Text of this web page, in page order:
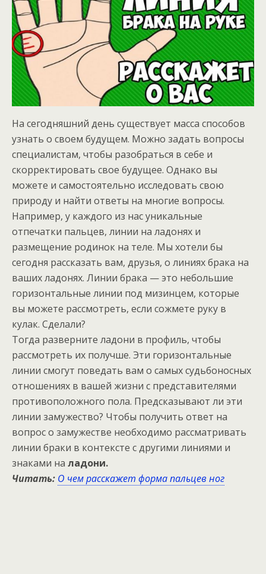
На сегодняшний день существует масса способов
узнать о своем будущем. Можно задать вопросы
специалистам, чтобы разобраться в себе и
скорректировать свое будущее. Однако вы
можете и самостоятельно исследовать свою
природу и найти ответы на многие вопросы.
Например, у каждого из нас уникальные
отпечатки пальцев, линии на ладонях и
размещение родинок на теле. Мы хотели бы
сегодня рассказать вам, друзья, о линиях брака на
ваших ладонях. Линии брака — это небольшие
горизонтальные линии под мизинцем, которые
вы можете рассмотреть, если сожмете руку в
кулак. Сделали?
Тогда разверните ладони в профиль, чтобы
рассмотреть их получше. Эти горизонтальные
линии смогут поведать вам о самых судьбоносных
отношениях в вашей жизни с представителями
противоположного пола. Предсказывают ли эти
линии замужество? Чтобы получить ответ на
вопрос о замужестве необходимо рассматривать
линии браки в контексте с другими линиями и
знаками на ладони.
Читать: О чем расскажет форма пальцев ног